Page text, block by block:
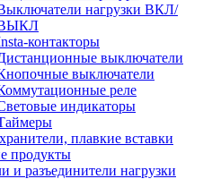
нагрузки ВКЛ/
контакторы
выключатели
выключатели
реле
индикаторы
плавкие вставки
продукты
и разъединители нагрузки